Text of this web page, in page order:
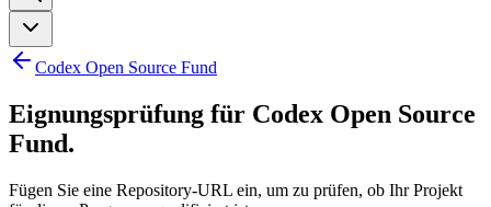
Codex Open Source Fund
Eignungsprüfung für Codex Open Source
Fund.
Fügen Sie eine Repository-URL ein, um zu prüfen, ob Ihr Projekt